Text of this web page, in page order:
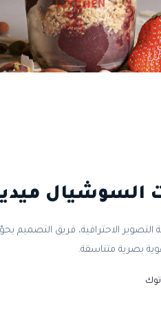
الاحترافية، فريق التصميم
بصرية متناسقة.